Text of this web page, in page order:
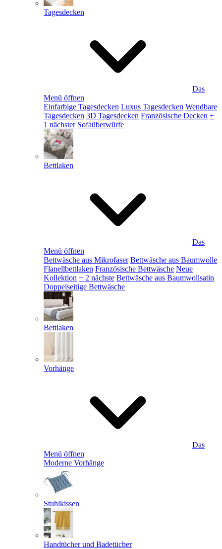
Tagesdecken
Das
Menü öffnen
Einfarbige Tagesdecken Luxus Tagesdecken Wendbare
Tagesdecken 3D Tagesdecken Französische Decken +
1 nächster Sofaüberwürfe
Bettlaken
Das
Menü öffnen
Bettwäsche aus Mikrofaser Bettwäsche aus Baumwolle
Flanellbettlaken Französische Bettwäsche Neue
Kollektion + 2 nächste Bettwäsche aus Baumwollsatin
Doppelseitige Bettwäsche
Bettlaken
Vorhänge
Das
Menü öffnen
Moderne Vorhänge
Stuhlkissen
Handtücher und Badetücher